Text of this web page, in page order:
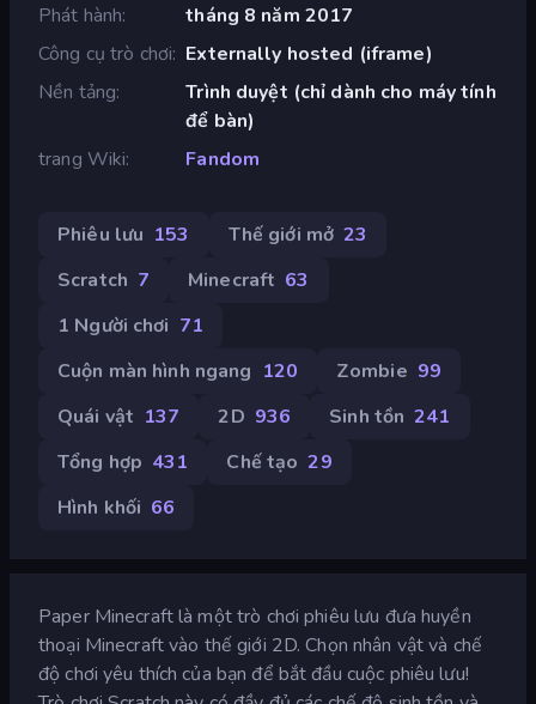
Phát hành
tháng 8 năm 2017
Công cụ trò chơi Externally hosted (iframe)
Nền tảng
Trình duyệt (chỉ dành cho máy tính
để bàn)
trang Wiki
Fandom
Phiêu lưu 153 Thế giới mở 23
Scratch 7 Minecraft 63
1 Người chơi 71
Cuộn màn hình ngang 120 Zombie 99
Quái vật 137 2D 936 Sinh tồn 241
Tổng hợp 431 Chế tạo 29
Hình khối 66
Paper Minecraft là một trò chơi phiêu lưu đưa huyền
thoại Minecraft vào thế giới 2D. Chọn nhân vật và chế
độ chơi yêu thích của bạn để bắt đầu cuộc phiêu lưu!